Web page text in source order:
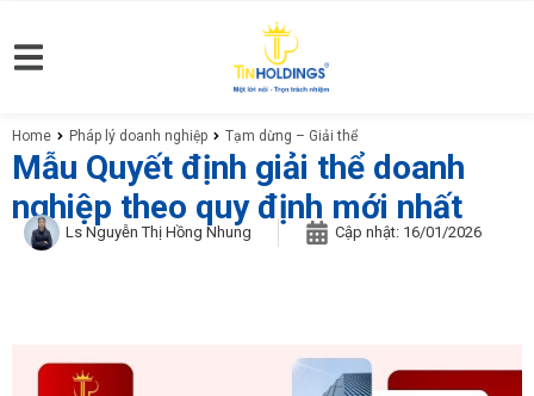
You are here:
Home Pháp lý doanh nghiệp Tạm dừng – Giải thể
Mẫu Quyết định giải thể doanh
nghiệp theo quy định mới nhất
Ls Nguyễn Thị Hồng Nhung Cập nhật: 16/01/2026